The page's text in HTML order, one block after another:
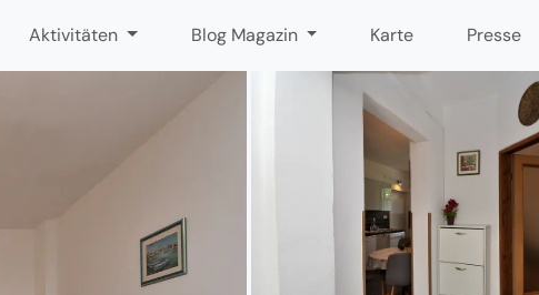
Aktivitäten Blog Magazin Karte Presse